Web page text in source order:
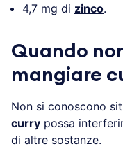
4,7 mg di zinco.
Quando
mangiare
Non si conoscono
curry possa
di altre sostanze.